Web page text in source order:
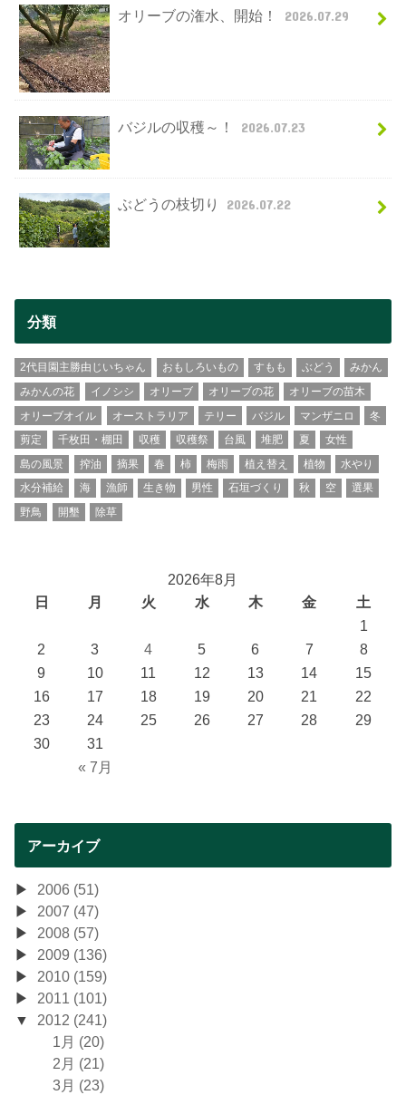
オリーブの潅水、開始！ 2026.07.29
バジルの収穫～！ 2026.07.23
ぶどうの枝切り 2026.07.22
分類
2代目園主勝由じいちゃん おもしろいもの すもも ぶどう
みかん
みかんの花
イノシシ オリーブ オリーブの花
オリーブの苗木
オリーブオイル
オーストラリア テリー バジル マンザニロ
冬
剪定
千枚田・棚田 収穫 収穫祭 台風 堆肥 夏
女性
島の風景
搾油 摘果 春 柿 梅雨 植え替え 植物
水やり
水分補給
海 漁師 生き物 男性 石垣づくり 秋 空
選果
野鳥
開墾 除草
2026年8月
日
月 火 水 木 金 土
« 7月
1
2
3 4 5 6 7
8
9
10 11 12 13 14
15
16
17 18 19 20 21
22
23
24 25 26 27 28
29
30
31
アーカイブ
2006 (51)
2007 (47)
2008 (57)
2009 (136)
2010 (159)
2011 (101)
2012 (241)
1月 (20)
2月 (21)
3月 (23)